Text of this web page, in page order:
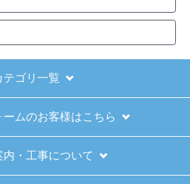
文は24時間受け付けておりま
け付けておりません。
注文、お問い合わせ等は、休み
いて